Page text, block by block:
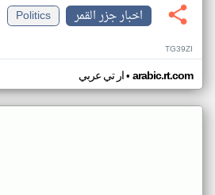
اخبار جزر القمر
Politics
TG39ZI
ار تي عربي• arabic.rt.com